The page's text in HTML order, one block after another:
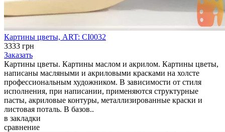
Картины цветы, ART: CI0032
3333 грн
Заказать
Картины цветы. Картины маслом и акрилом. Картины цветы,
написаны масляными и акриловыми красками на холсте
профессиональным художником. В зависимости от стиля
исполнения, при написании, применяются структурные
пасты, акриловые контуры, металлизированные краски и
листовая поталь. В базов..
в закладки
сравнение